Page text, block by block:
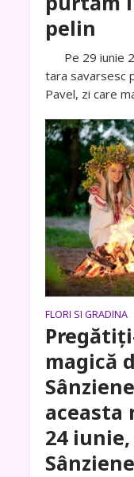
pelin
Pe 29 iunie
tara savarsesc
Pavel, zi care
FLORI SI GRADINA
magică
aceasta
24